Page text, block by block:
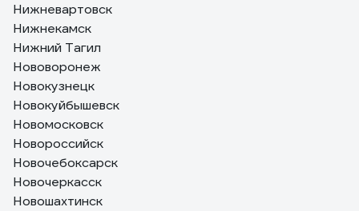
Нижневартовск
Нижнекамск
Нижний Тагил
Нововоронеж
Новокузнецк
Новокуйбышевск
Новомосковск
Новороссийск
Новочебоксарск
Новочеркасск
Новошахтинск